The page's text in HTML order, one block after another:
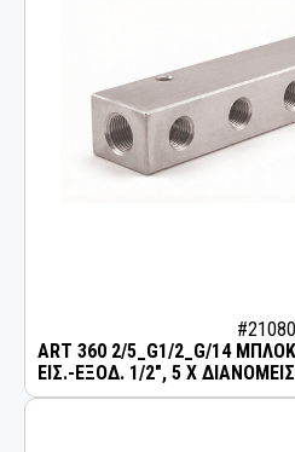
ART 360 2/5_G1/2_G/14
ΕΙΣ.-ΕΞΟΔ. 1/2", 5 X